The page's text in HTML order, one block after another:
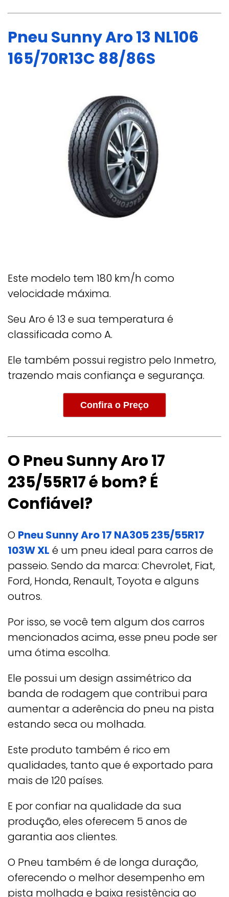
Pneu Sunny Aro 13 NL106
165/70R13C 88/86S
Este modelo tem 180 km/h como
velocidade máxima.
Seu Aro é 13 e sua temperatura é
classificada como A.
Ele também possui registro pelo Inmetro,
trazendo mais confiança e segurança.
Confira o Preço
O Pneu Sunny Aro 17
235/55R17 é bom? É
Confiável?
O Pneu Sunny Aro 17 NA305 235/55R17
103W XL é um pneu ideal para carros de
passeio. Sendo da marca: Chevrolet, Fiat,
Ford, Honda, Renault, Toyota e alguns
outros.
Por isso, se você tem algum dos carros
mencionados acima, esse pneu pode ser
uma ótima escolha.
Ele possui um design assimétrico da
banda de rodagem que contribui para
aumentar a aderência do pneu na pista
estando seca ou molhada.
Este produto também é rico em
qualidades, tanto que é exportado para
mais de 120 países.
E por confiar na qualidade da sua
produção, eles oferecem 5 anos de
garantia aos clientes.
O Pneu também é de longa duração,
oferecendo o melhor desempenho em
pista molhada e baixa resistência ao